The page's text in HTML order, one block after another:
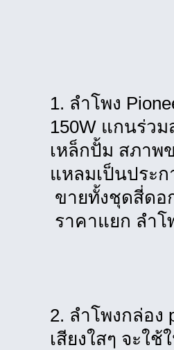
1. ลำโพง
150W แกนร่ว
เหล็กปั้ม สภาพ
แหลมเป็นประ
ขายทั้งชุดสี่ดอ
ราคาแยก ลำโ
2. ลำโพงกล่อง
เสียงใสๆ จะใ